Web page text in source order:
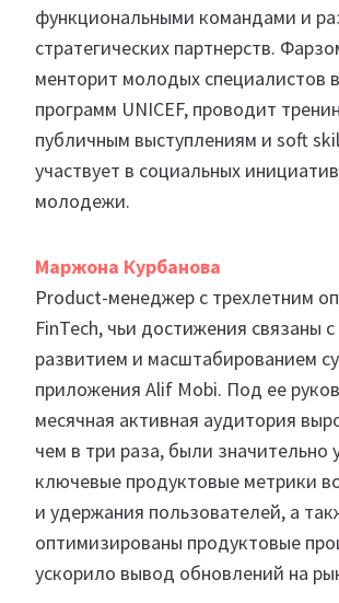
функциональными командами и
стратегических партнерств.
менторит молодых специалистов
программ UNICEF, проводит
публичным выступлениям и soft
участвует в социальных
молодежи.
Маржона Курбанова
Product-менеджер с трехлетним
FinTech, чьи достижения связаны
развитием и масштабированием
приложения Alif Mobi. Под ее
месячная активная аудитория
чем в три раза, были значительно
ключевые продуктовые метрики
и удержания пользователей, а
оптимизированы продуктовые
ускорило вывод обновлений на